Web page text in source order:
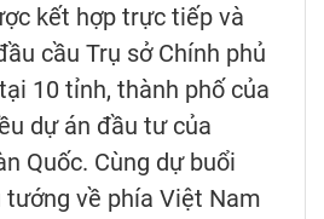
kết hợp trực tiếp và
cầu Trụ sở Chính phủ
10 tỉnh, thành phố của
dự án đầu tư của
Quốc. Cùng dự buổi
về phía Việt Nam